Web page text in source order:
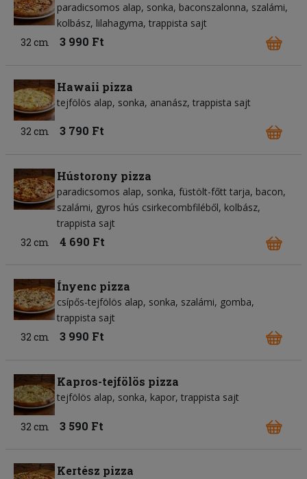
paradicsomos alap sonka baconszalonna szalámi
kolbász lilahagyma trappista sajt
32 cm
3 990 Ft
Hawaii pizza
tejfölös alap sonka ananász trappista sajt
32 cm 3 790 Ft
Hústorony pizza
paradicsomos alap sonka füstölt-főtt tarja bacon
szalámi gyros hús csirkecombfiléből kolbász
trappista sajt
32 cm
4 690 Ft
Ínyenc pizza
csípős-tejfölös alap sonka szalámi gomba
trappista sajt
32 cm
3 990 Ft
Kapros-tejfölös pizza
tejfölös alap sonka kapor trappista sajt
32 cm 3 590 Ft
Kertész pizza